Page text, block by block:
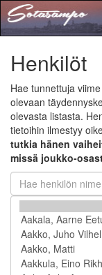
Henkilöt
Hae tunnettuja
olevaan
olevasta listasta.
tietoihin ilmestyy
tutkia hänen
missä joukko-